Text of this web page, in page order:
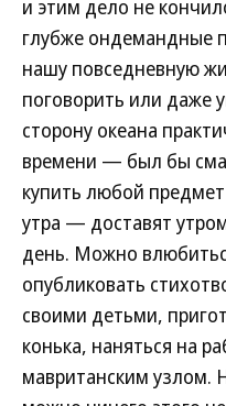
и этим дело не
глубже ондемандные
нашу повседневную
поговорить или даже
сторону океана
времени — был бы
купить любой
утра — доставят
день. Можно
опубликовать
своими детьми,
конька, наняться на
мавританским узлом.